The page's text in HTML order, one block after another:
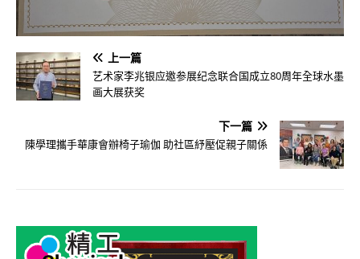
上一篇
艺术家李兆银应邀参展纪念联合国成立80周年全球水墨
画大展获奖
下一篇
陳學理攜手華康會辦椅子瑜伽 助社區紓壓促親子關係